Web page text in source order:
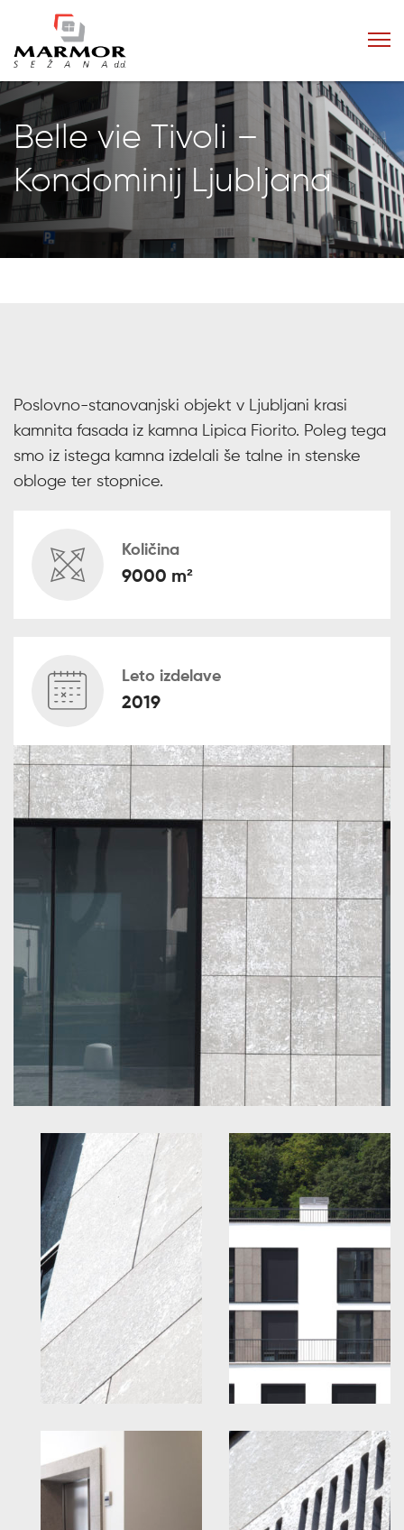
Belle vie Tivoli –
Kondominij Ljubljana
Poslovno-stanovanjski objekt v Ljubljani krasi
kamnita fasada iz kamna Lipica Fiorito. Poleg tega
smo iz istega kamna izdelali še talne in stenske
obloge ter stopnice.
Količina
9000 m²
Leto izdelave
2019